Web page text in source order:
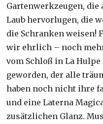
Gartenwerkzeugen, die
Laub hervorlugen, die
die Schranken weisen!
wir ehrlich – noch
vom Schloß in La
geworden, der alle
haben noch nicht ihre
und eine Laterna
zusätzlichen Glanz.